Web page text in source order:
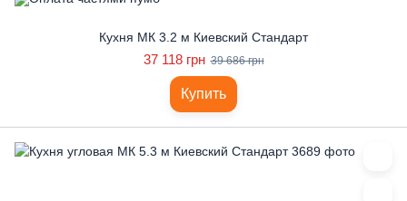
Кухня МК 3.2 м Киевский Стандарт
37 118 грн 39 686 грн
Купить